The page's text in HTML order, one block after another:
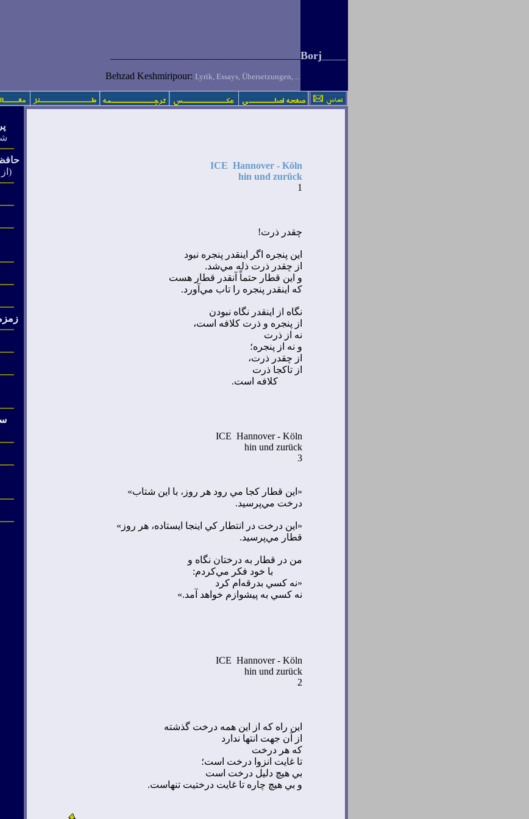
Behzad Keshmiripour: Lyrik, Essays, Übersetzungen, ...
Borj
ICE Hannover - Köln
hin und zurück
1
چقدر ذرت!
اين پنجره اگر اينقدر پنجره نبود
از چقدر ذرت ذله مي‌شد.
و اين قطار حتماً آنقدر قطار هست
كه اينقدر پنجره را تاب مي‌آورد.
نگاه از اينقدر نگاه نبودن
از پنجره و ذرت كلافه است،
نه از ذرت
و نه از پنجره؛
از چقدر ذرت،
از تاكجا ذرت
كلافه است.
ICE Hannover - Köln
hin und zurück
3
« اين قطار كجا مي رود هر روز، با اين شتاب»
درخت مي‌پرسيد.
« اين درخت در انتطار كي اينجا ايستاده، هر روز »
قطار مي‌پرسيد.
من در قطار به درختان نگاه و
با خود فكر مي‌كردم:
«نه كسي بدرقه‌ام كرد
نه كسي به پيشوازم خواهد آمد.»
ICE Hannover - Köln
hin und zurück
2
اين راه كه از اين همه درخت گذشته
از آن جهت انتها ندارد
كه هر درخت
تا غايت انزوا درخت است؛
بي هيچ دليل درخت است
و بي هيچ چاره تا غايت درختيت تنهاست.